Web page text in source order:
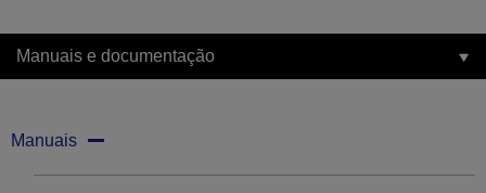
Manuais e documentação
Manuais